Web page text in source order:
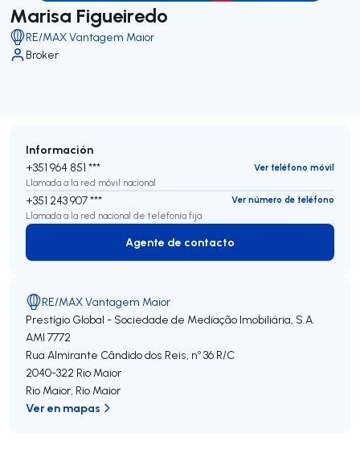
Marisa Figueiredo
RE/MAX Vantagem Maior
Broker
Información
+351 964 851 ***
Ver teléfono móvil
Llamada a la red móvil nacional
+351 243 907 ***
Ver número de teléfono
Llamada a la red nacional de telefonía fija
Agente de contacto
Agente de contacto
RE/MAX Vantagem Maior
Prestígio Global - Sociedade de Mediação Imobiliária, S.A.
AMI 7772
Rua Almirante Cândido dos Reis, nº 36 R/C
2040-322 Rio Maior
Rio Maior, Rio Maior
Ver en mapas